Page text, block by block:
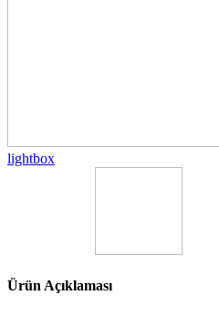
lightbox
Ürün Açıklaması